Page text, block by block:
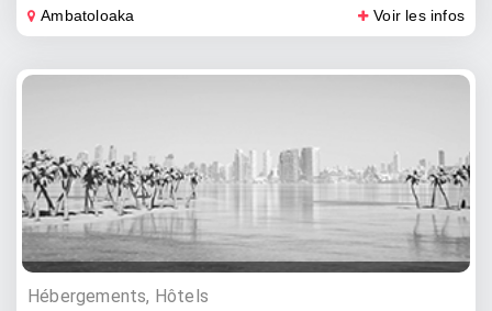
Ambatoloaka Voir les infos
Hébergements, Hôtels